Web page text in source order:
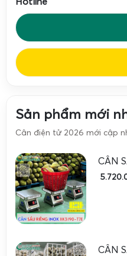
Sản phẩm mới
Cân điện tử 2026 mới cập
CÂN
CÂN